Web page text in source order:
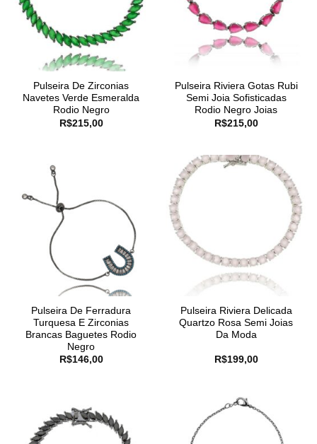
Pulseira De Zirconias
Navetes Verde Esmeralda
Rodio Negro
R$215,00
Pulseira Riviera Gotas Rubi
Semi Joia Sofisticadas
Rodio Negro Joias
R$215,00
Pulseira De Ferradura
Turquesa E Zirconias
Brancas Baguetes Rodio
Negro
R$146,00
Pulseira Riviera Delicada
Quartzo Rosa Semi Joias
Da Moda
R$199,00